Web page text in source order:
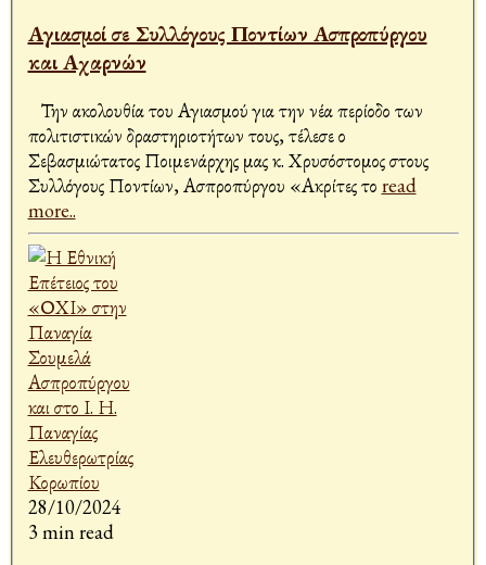
Αγιασμοί σε Συλλόγους Ποντίων Ασπροπύργου
και Αχαρνών
Την ακολουθία του Αγιασμού για την νέα περίοδο των
πολιτιστικών δραστηριοτήτων τους, τέλεσε ο
Σεβασμιώτατος Ποιμενάρχης μας κ. Χρυσόστομος στους
Συλλόγους Ποντίων, Ασπροπύργου «Ακρίτες το read
more..
28/10/2024
3 min read